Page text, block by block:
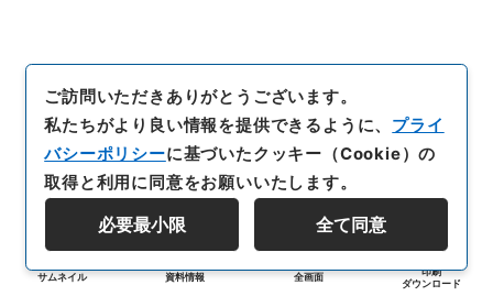
サムネイル 資料情報 全画面
印刷
ダウンロード
ご訪問いただきありがとうございます。
私たちがより良い情報を提供できるように、 プライ
バシーポリシーに基づいたクッキー（Cookie）の
取得と利用に同意をお願いいたします。
必要最小限 全て同意